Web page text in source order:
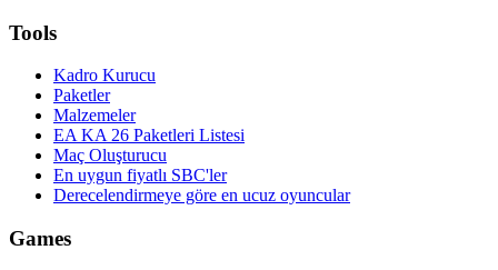
Tools
Kadro Kurucu
Paketler
Malzemeler
EA KA 26 Paketleri Listesi
Maç Oluşturucu
En uygun fiyatlı SBC'ler
Derecelendirmeye göre en ucuz oyuncular
Games